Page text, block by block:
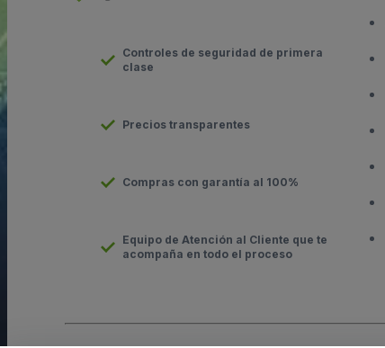
Controles de seguridad de primera
clase
Precios transparentes
Compras con garantía al 100%
Equipo de Atención al Cliente que te
acompaña en todo el proceso